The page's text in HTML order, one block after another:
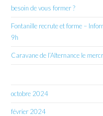
besoin de vous former ?
Fontanille recrute et forme –
9h
Caravane de l’Alternance le
octobre 2024
février 2024